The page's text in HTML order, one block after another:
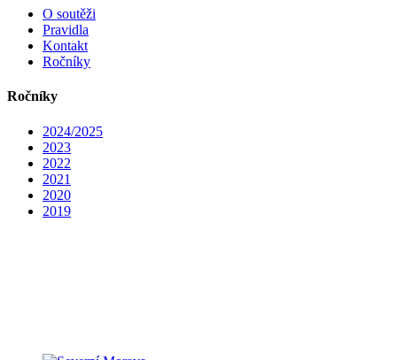
O soutěži
Pravidla
Kontakt
Ročníky
Ročníky
2024/2025
2023
2022
2021
2020
2019